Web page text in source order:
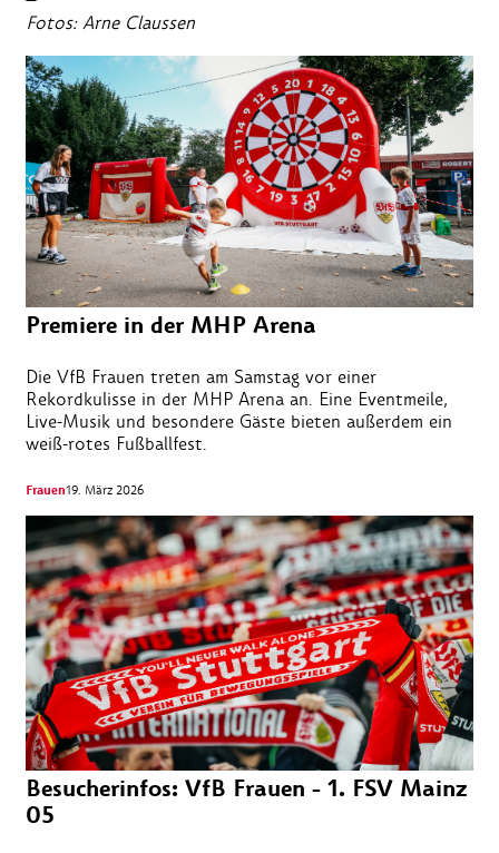
Fotos: Arne Claussen
Premiere in der MHP Arena
Die VfB Frauen treten am Samstag vor einer
Rekordkulisse in der MHP Arena an. Eine Eventmeile,
Live-Musik und besondere Gäste bieten außerdem ein
weiß-rotes Fußballfest.
Frauen19. März 2026
Besucherinfos: VfB Frauen - 1. FSV Mainz
05